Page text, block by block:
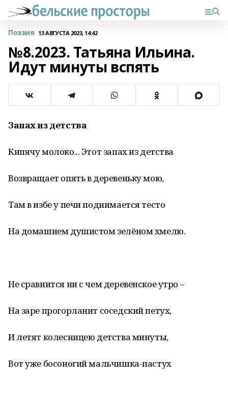
Поэзия 13 АВГУСТА 2023, 14:42
№8.2023. Татьяна Ильина.
Идут минуты вспять
Запах из детства
Кипячу молоко... Этот запах из детства
Возвращает опять в деревеньку мою,
Там в избе у печи поднимается тесто
На домашнем душистом зелёном хмелю.
Не сравнится ни с чем деревенское утро –
На заре прогорланит соседский петух,
И летят колесницею детства минуты,
Вот уже босоногий мальчишка-пастух